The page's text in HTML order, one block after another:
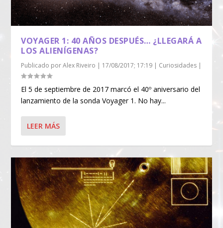
VOYAGER 1: 40 AÑOS DESPUÉS… ¿LLEGARÁ A
LOS ALIENÍGENAS?
Publicado porAlex Riveiro | 17/08/2017; 17:19 | Curiosidades |
El 5 de septiembre de 2017 marcó el 40º aniversario del
lanzamiento de la sonda Voyager 1. No hay...
LEER MÁS